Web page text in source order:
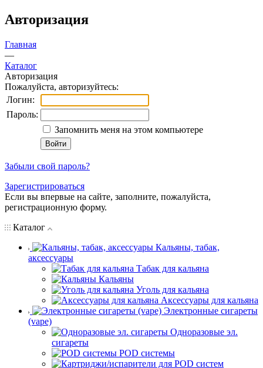
Авторизация
Главная
—
Каталог
Авторизация
Пожалуйста, авторизуйтесь:
Логин:
Пароль:
Запомнить меня на этом компьютере
Забыли свой пароль?
Зарегистрироваться
Если вы впервые на сайте, заполните, пожалуйста,
регистрационную форму.
Каталог
Кальяны, табак,
аксессуары
Табак для кальяна
Кальяны
Уголь для кальяна
Аксессуары для кальяна
Электронные сигареты
(vape)
Одноразовые эл.
сигареты
POD системы